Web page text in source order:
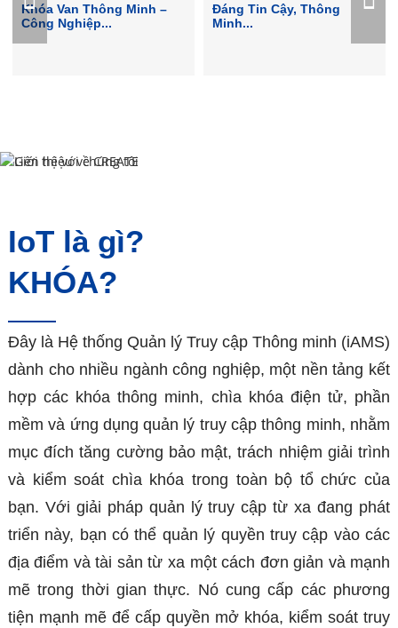
Khóa Van Thông Minh –
Công Nghiệp...
Đáng Tin Cậy, Thông
Minh...
IoT là gì?
KHÓA?
Đây là Hệ thống Quản lý Truy cập Thông minh (iAMS)
dành cho nhiều ngành công nghiệp, một nền tảng kết
hợp các khóa thông minh, chìa khóa điện tử, phần
mềm và ứng dụng quản lý truy cập thông minh, nhằm
mục đích tăng cường bảo mật, trách nhiệm giải trình
và kiểm soát chìa khóa trong toàn bộ tổ chức của
bạn. Với giải pháp quản lý truy cập từ xa đang phát
triển này, bạn có thể quản lý quyền truy cập vào các
địa điểm và tài sản từ xa một cách đơn giản và mạnh
mẽ trong thời gian thực. Nó cung cấp các phương
tiện mạnh mẽ để cấp quyền mở khóa, kiểm soát truy